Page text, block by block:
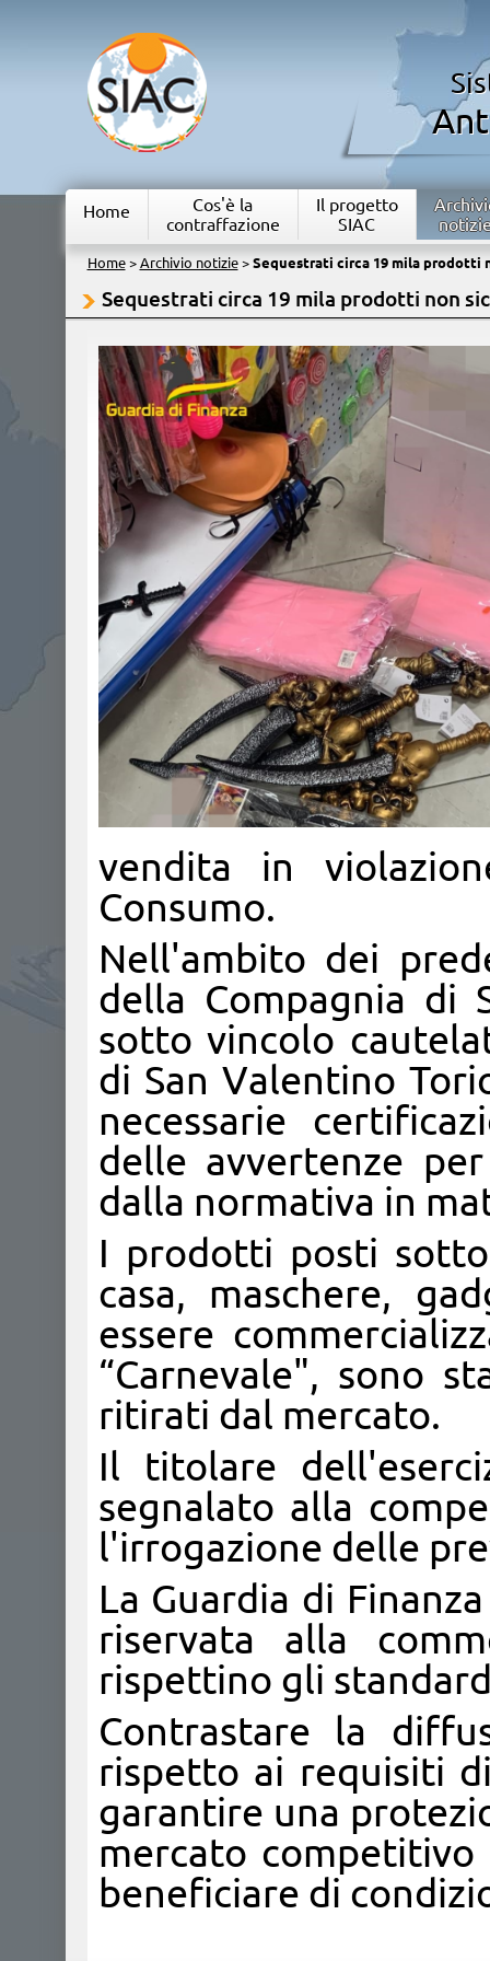
Home
Cos'è la
contraffazione
Il progetto
SIAC
Home> Archivio notizie> Sequestrati circa 19 mila prodotti
Sequestrati circa 19 mila prodotti non
vendita in
Consumo.
Nell'ambito dei
della Compagnia di
sotto vincolo
di San Valentino
necessarie
delle avvertenze
dalla normativa in
I prodotti posti
casa, maschere,
essere
“Carnevale", sono
ritirati dal mercato.
Il titolare
segnalato alla
l'irrogazione delle
La Guardia di
riservata alla
rispettino gli
Contrastare la
rispetto ai requisiti
garantire una
mercato
beneficiare di